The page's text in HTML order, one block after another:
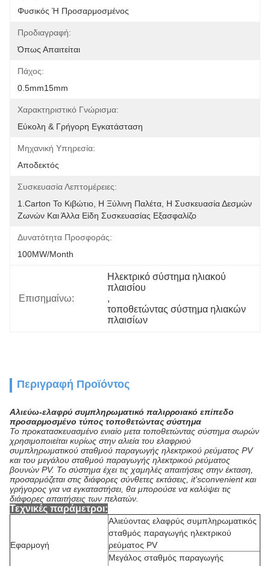
Φυσικός Ή Προσαρμοσμένος
Προδιαγραφή:
Όπως Απαιτείται
Πάχος:
0.5mm15mm
Χαρακτηριστικό Γνώρισμα:
Εύκολη & Γρήγορη Εγκατάσταση
Μηχανική Υπηρεσία:
Αποδεκτός
Συσκευασία Λεπτομέρειες:
1.Carton Το Κιβώτιο, Η Ξύλινη Παλέτα, Η Συσκευασία Δεσμών
Ζωνών Και Άλλα Είδη Συσκευασίας Εξασφαλίζο
Δυνατότητα Προσφοράς:
100MW/month
Επισημαίνω:
Ηλεκτρικό σύστημα ηλιακού
πλαισίου
,
τοποθετώντας σύστημα ηλιακών
πλαισίων
Περιγραφή Προϊόντος
Αλιεύω-ελαφρύ συμπληρωματικό παλιρροιακό επίπεδο
προσαρμοσμένο τύπος τοποθετώντας σύστημα
Το προκατασκευασμένο ενιαίο μετα τοποθετώντας σύστημα σωρών
χρησιμοποιείται κυρίως στην αλιεία του ελαφριού
συμπληρωματικού σταθμού παραγωγής ηλεκτρικού ρεύματος PV
και του μεγάλου σταθμού παραγωγής ηλεκτρικού ρεύματος
βουνών PV. Το σύστημα έχει τις χαμηλές απαιτήσεις στην έκταση,
προσαρμόζεται στις διάφορες σύνθετες εκτάσεις, it'sconvenient και
γρήγορος για να εγκαταστήσει, θα μπορούσε να καλύψει τις
διάφορες απαιτήσεις των πελατών.
Τεχνικές παράμετροι:
Εφαρμογή
Αλιεύοντας ελαφρύς συμπληρωματικός
σταθμός παραγωγής ηλεκτρικού
ρεύματος PV
Μεγάλος σταθμός παραγωγής